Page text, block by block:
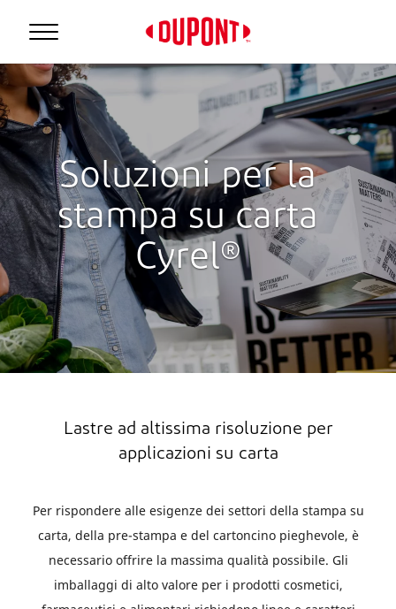
Soluzioni per la
stampa su carta
Cyrel®
Lastre ad altissima risoluzione per
applicazioni su carta
Per rispondere alle esigenze dei settori della stampa su
carta, della pre-stampa e del cartoncino pieghevole, è
necessario offrire la massima qualità possibile. Gli
imballaggi di alto valore per i prodotti cosmetici,